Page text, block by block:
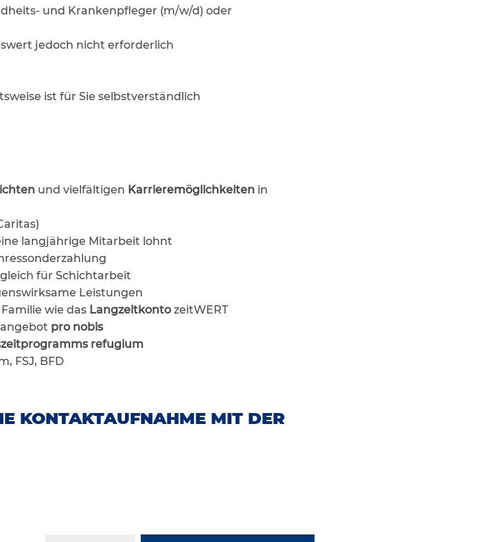
und Krankenpfleger (m/w/d) oder
jedoch nicht erforderlich
ist für Sie selbstverständlich
und vielfältigen Karrieremöglichkeiten in
langjährige Mitarbeit lohnt
für Schichtarbeit
Leistungen
wie das Langzeitkonto zeitWERT
pro nobis
refugium
FSJ, BFD
KONTAKTAUFNAHME MIT DER